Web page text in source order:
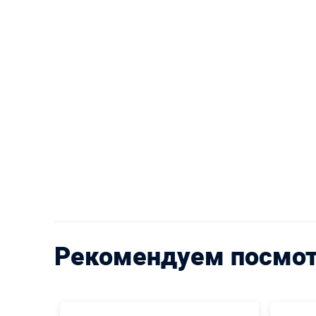
Рекомендуем